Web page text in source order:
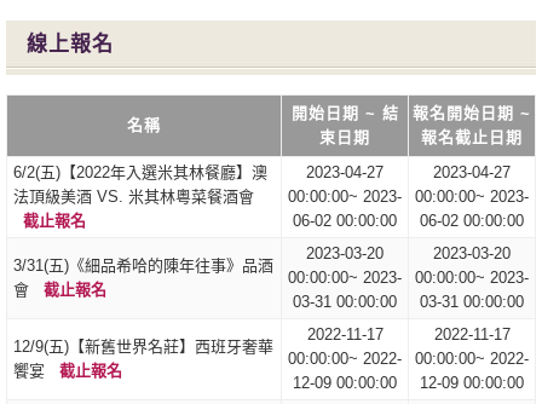
線上報名
名稱
開始日期 ~ 結
束日期
報名開始日期 ~
報名截止日期
6/2(五)【2022年入選米其林餐廳】澳
法頂級美酒 VS. 米其林粵菜餐酒會
截止報名
2023-04-27
00:00:00~ 2023-
06-02 00:00:00
2023-04-27
00:00:00~ 2023-
06-02 00:00:00
​3/31(五)《細品希哈的陳年往事》品酒
會 截止報名
2023-03-20
00:00:00~ 2023-
03-31 00:00:00
2023-03-20
00:00:00~ 2023-
03-31 00:00:00
12/9(五)【新舊世界名莊】西班牙奢華
饗宴 截止報名
2022-11-17
00:00:00~ 2022-
12-09 00:00:00
2022-11-17
00:00:00~ 2022-
12-09 00:00:00